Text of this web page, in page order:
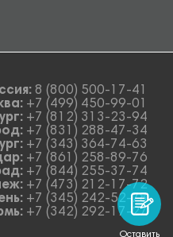
8 (800) 500-17-41
+7 (499) 450-99-01
+7 (812) 313-23-94
+7 (831) 288-47-34
+7 (343) 364-74-63
+7 (861) 258-89-76
+7 (844) 255-37-74
+7 (473) 212-17-72
+7 (345) 242-52-78
+7 (342) 292-17-27
Оставить